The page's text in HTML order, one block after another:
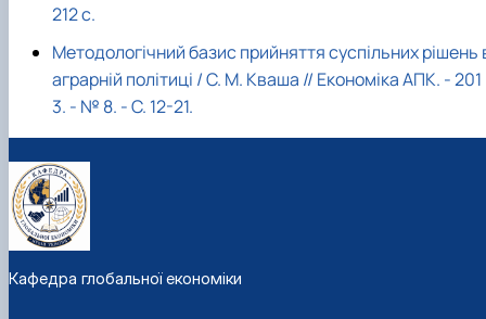
212 с.
Методологічний базис прийняття суспільних рішень
аграрній політиці / С. М. Кваша // Економіка АПК. - 201
3. - № 8. - С. 12-21.
Кафедра глобальної економіки